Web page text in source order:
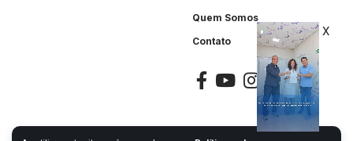
Quem Somos
Contato
X